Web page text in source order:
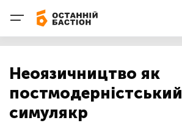
Неоязичництво як
постмодерністський
симулякр